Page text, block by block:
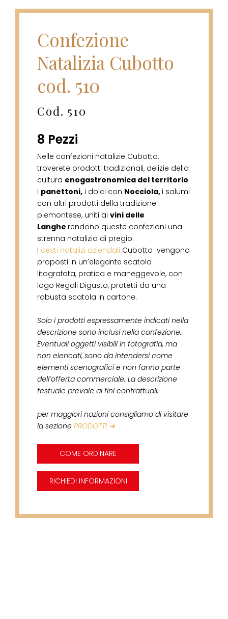
Confezione
Natalizia Cubotto
cod. 510
Cod. 510
8 Pezzi
Nelle confezioni natalizie Cubotto,
troverete prodotti tradizionali, delizie della
cultura enogastronomica del territorio
I panettoni, i dolci con Nocciola, i salumi
con altri prodotti della tradizione
piemontese, uniti ai vini delle
Langhe rendono queste confezioni una
strenna natalizia di pregio.
I cesti natalizi aziendali Cubotto vengono
proposti in un’elegante scatola
litografata, pratica e maneggevole, con
logo Regali Digusto, protetti da una
robusta scatola in cartone.
Solo i prodotti espressamente indicati nella
descrizione sono inclusi nella confezione.
Eventuali oggetti visibili in fotografia, ma
non elencati, sono da intendersi come
elementi scenografici e non fanno parte
dell’offerta commerciale. La descrizione
testuale prevale ai fini contrattuali.
per maggiori nozioni consigliamo di visitare
la sezione PRODOTTI ➜
COME ORDINARE
RICHIEDI INFORMAZIONI